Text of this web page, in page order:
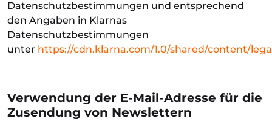
Datenschutzbestimmungen und entsprechend
den Angaben in Klarnas
Datenschutzbestimmungen
unter https://cdn.klarna.com/1.0/shared/content/
Verwendung der E-Mail-Adresse für die
Zusendung von Newslettern